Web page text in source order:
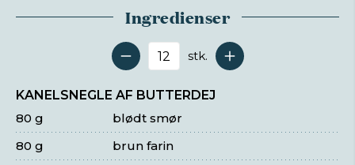
Ingredienser
Antal serveringer
stk.
KANELSNEGLE AF BUTTERDEJ
blødt smør
80 g
brun farin
80 g